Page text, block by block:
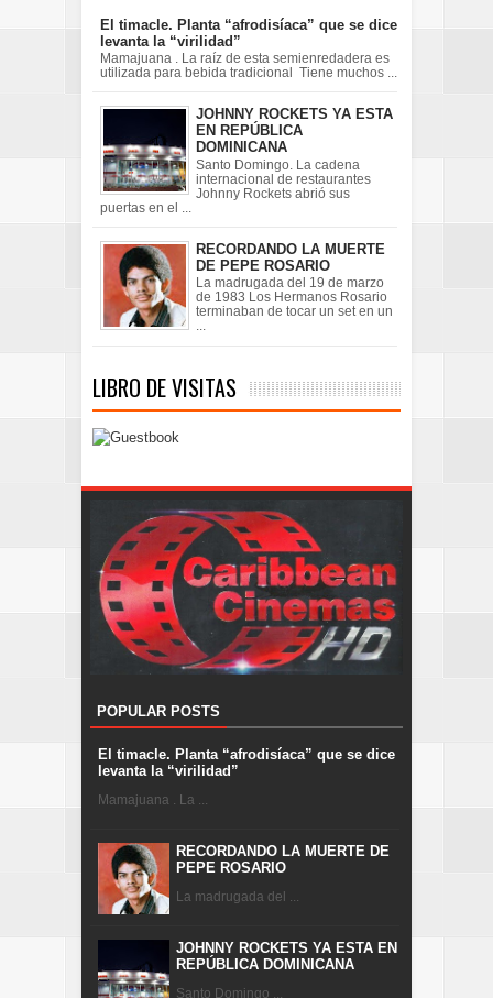
El timacle. Planta “afrodisíaca” que se dice
levanta la “virilidad”
Mamajuana . La raíz de esta semienredadera es
utilizada para bebida tradicional Tiene muchos ...
JOHNNY ROCKETS YA ESTA
EN REPÚBLICA
DOMINICANA
Santo Domingo. La cadena
internacional de restaurantes
Johnny Rockets abrió sus
puertas en el ...
RECORDANDO LA MUERTE
DE PEPE ROSARIO
La madrugada del 19 de marzo
de 1983 Los Hermanos Rosario
terminaban de tocar un set en un
...
LIBRO DE VISITAS
POPULAR POSTS
El timacle. Planta “afrodisíaca” que se dice
levanta la “virilidad”
Mamajuana . La ...
RECORDANDO LA MUERTE DE
PEPE ROSARIO
La madrugada del ...
JOHNNY ROCKETS YA ESTA EN
REPÚBLICA DOMINICANA
Santo Domingo ...